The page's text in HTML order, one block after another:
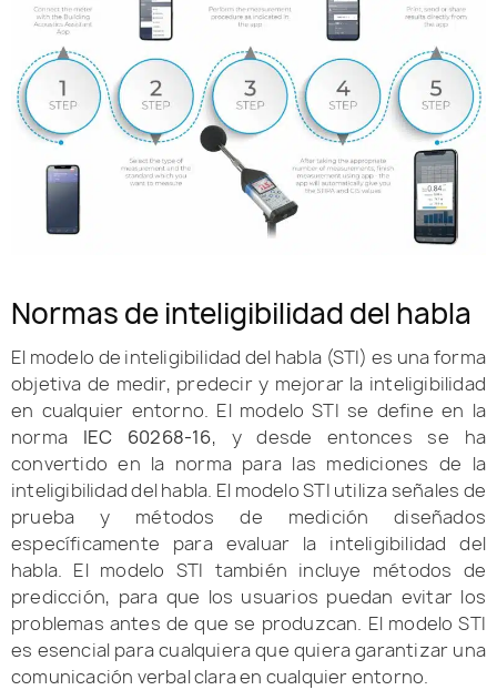
Normas de inteligibilidad del habla
El modelo de inteligibilidad del habla (STI) es una forma
objetiva de medir, predecir y mejorar la inteligibilidad
en cualquier entorno. El modelo STI se define en la
norma IEC 60268-16, y desde entonces se ha
convertido en la norma para las mediciones de la
inteligibilidad del habla. El modelo STI utiliza señales de
prueba y métodos de medición diseñados
específicamente para evaluar la inteligibilidad del
habla. El modelo STI también incluye métodos de
predicción, para que los usuarios puedan evitar los
problemas antes de que se produzcan. El modelo STI
es esencial para cualquiera que quiera garantizar una
comunicación verbal clara en cualquier entorno.